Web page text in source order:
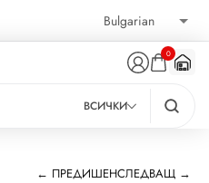
0
ВСИЧКИ
← ПРЕДИШЕНСЛЕДВАЩ →